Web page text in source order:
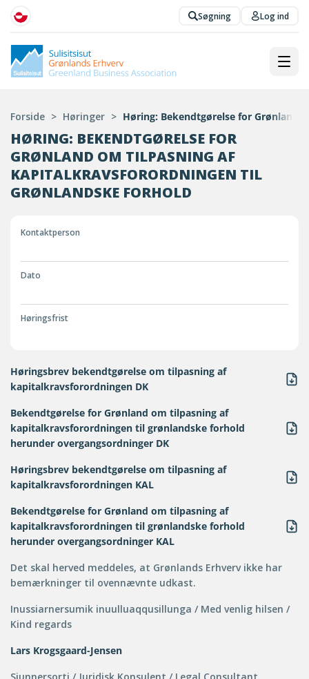
Søgning Log ind
Forside > Høringer > Høring: Bekendtgørelse for Grønland
HØRING: BEKENDTGØRELSE FOR
GRØNLAND OM TILPASNING AF
KAPITALKRAVSFORORDNINGEN TIL
GRØNLANDSKE FORHOLD
Kontaktperson
Dato
Høringsfrist
Høringsbrev bekendtgørelse om tilpasning af
kapitalkravsforordningen DK
Bekendtgørelse for Grønland om tilpasning af
kapitalkravsforordningen til grønlandske forhold
herunder overgangsordninger DK
Høringsbrev bekendtgørelse om tilpasning af
kapitalkravsforordningen KAL
Bekendtgørelse for Grønland om tilpasning af
kapitalkravsforordningen til grønlandske forhold
herunder overgangsordninger KAL
Det skal herved meddeles, at Grønlands Erhverv ikke har
bemærkninger til ovennævnte udkast.
Inussiarnersumik inuulluaqqusillunga / Med venlig hilsen /
Kind regards
Lars Krogsgaard-Jensen